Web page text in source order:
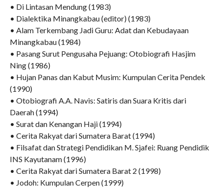
• Di Lintasan Mendung (1983)
• Dialektika Minangkabau (editor) (1983)
• Alam Terkembang Jadi Guru: Adat dan Kebudayaan
Minangkabau (1984)
• Pasang Surut Pengusaha Pejuang: Otobiografi Hasjim
Ning (1986)
• Hujan Panas dan Kabut Musim: Kumpulan Cerita Pendek
(1990)
• Otobiografi A.A. Navis: Satiris dan Suara Kritis dari
Daerah (1994)
• Surat dan Kenangan Haji (1994)
• Cerita Rakyat dari Sumatera Barat (1994)
• Filsafat dan Strategi Pendidikan M. Sjafei: Ruang Pendidik
INS Kayutanam (1996)
• Cerita Rakyat dari Sumatera Barat 2 (1998)
• Jodoh: Kumpulan Cerpen (1999)